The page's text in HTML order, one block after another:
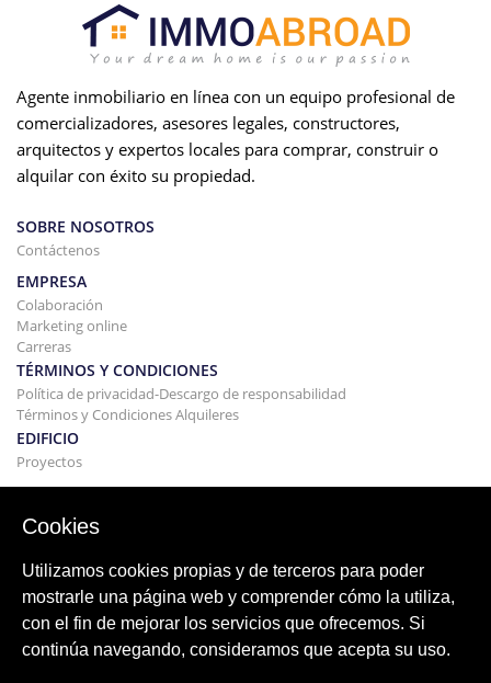
Agente inmobiliario en línea con un equipo profesional de
comercializadores, asesores legales, constructores,
arquitectos y expertos locales para comprar, construir o
alquilar con éxito su propiedad.
SOBRE NOSOTROS
Contáctenos
EMPRESA
Colaboración
Marketing online
Carreras
TÉRMINOS Y CONDICIONES
Política de privacidad-Descargo de responsabilidad
Términos y Condiciones Alquileres
EDIFICIO
Proyectos
COMPRAR Y VENDER
Comprando tu casa
Vender
Hipoteca
Servicio de búsqueda
Blog
Regiones de todo el mundo
Cookies
Utilizamos cookies propias y de terceros para poder
mostrarle una página web y comprender cómo la utiliza,
con el fin de mejorar los servicios que ofrecemos. Si
continúa navegando, consideramos que acepta su uso.